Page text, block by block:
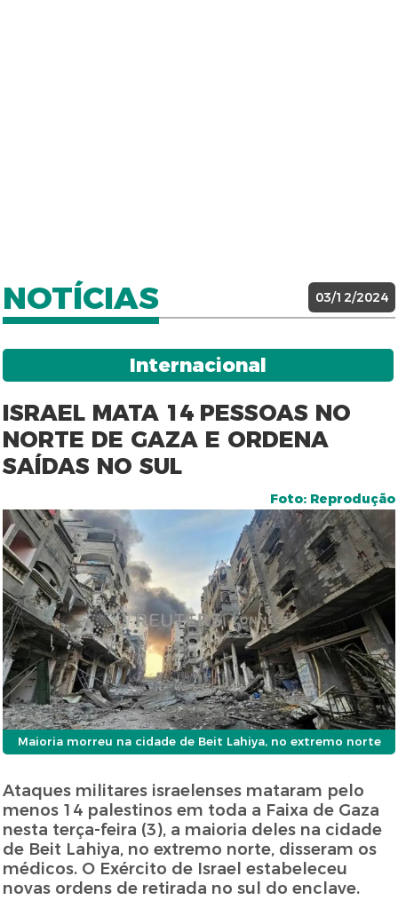
NOTÍCIAS 03/12/2024
Internacional
ISRAEL MATA 14 PESSOAS NO
NORTE DE GAZA E ORDENA
SAÍDAS NO SUL
Foto: Reprodução
Maioria morreu na cidade de Beit Lahiya, no extremo norte
Ataques militares israelenses mataram pelo
menos 14 palestinos em toda a Faixa de Gaza
nesta terça-feira (3), a maioria deles na cidade
de Beit Lahiya, no extremo norte, disseram os
médicos. O Exército de Israel estabeleceu
novas ordens de retirada no sul do enclave.